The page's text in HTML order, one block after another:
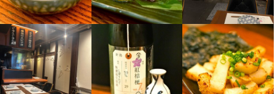
特徴
履歴書不要 学歴不問 未経験者歓迎 新卒歓迎
第二新卒歓迎
Uターン・Iターン歓迎
フリーター歓迎 女性活躍中
ブランクOK
スタッフの平均年齢20代
面接1回
仕事内容
開店前の仕込み、ホール清掃、ご案内、オーダー受付、ドリンク
作成、接客などホール全般をお任せします。
興味のある方、経験者は調理のお仕事も丁寧に教えます！